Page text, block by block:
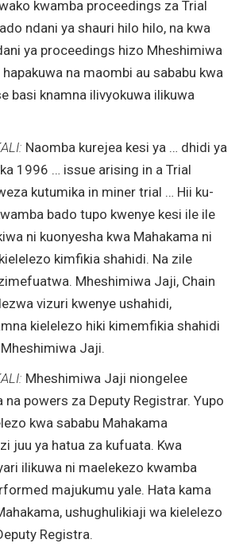
kwamba proceedings za Trial
ndani ya shauri hilo hilo, na kwa
ya proceedings hizo Mheshimiwa
na maombi au sababu kwa
basi knamna ilivyokuwa ilikuwa
Naomba kurejea kesi ya … dhidi ya
1996 … issue arising in a Trial
kutumika in miner trial … Hii ku-
bado tupo kwenye kesi ile ile
ni kuonyesha kwa Mahakama ni
kimfikia shahidi. Na zile
Mheshimiwa Jaji, Chain
vizuri kwenye ushahidi,
kielelezo hiki kimemfikia shahidi
Jaji.
Mheshimiwa Jaji niongelee
na powers za Deputy Registrar. Yupo
kwa sababu Mahakama
juu ya hatua za kufuata. Kwa
ilikuwa ni maelekezo kwamba
majukumu yale. Hata kama
ushughulikiaji wa kielelezo
Registra.